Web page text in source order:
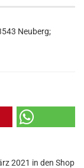
Neuberg;
2021 in den Shop